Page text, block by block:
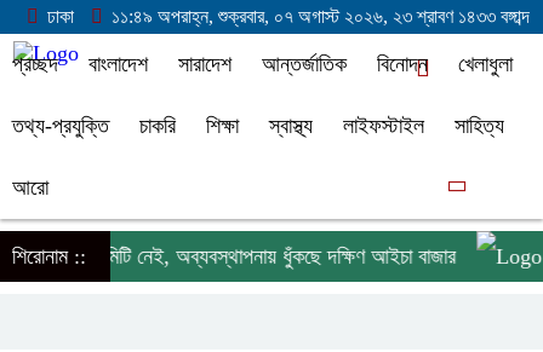
ঢাকা ১১:৪৯ অপরাহ্ন, শুক্রবার, ০৭ অগাস্ট ২০২৬, ২৩ শ্রাবণ ১৪৩৩ বঙ্গাব্দ
প্রচ্ছদ বাংলাদেশ সারাদেশ আন্তর্জাতিক বিনোদন খেলাধুলা
তথ্য-প্রযুক্তি চাকরি শিক্ষা স্বাস্থ্য লাইফস্টাইল সাহিত্য
আরো
শিরোনাম ::
ধরে কমিটি নেই, অব্যবস্থাপনায় ধুঁকছে দক্ষিণ আইচা বাজার